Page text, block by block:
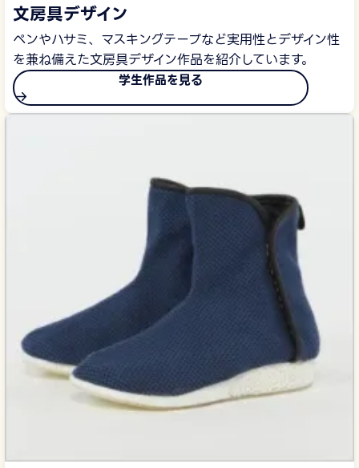
文房具デザイン
ペンやハサミ、マスキングテープなど実用性とデザイン性
を兼ね備えた文房具デザイン作品を紹介しています。
学生作品を見る